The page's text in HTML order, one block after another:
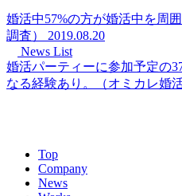
婚活中57%の方が婚活中を周
調査）
2019.08.20
News List
婚活パーティーに参加予定の
なる経験あり。（オミカレ婚
Top
Company
News